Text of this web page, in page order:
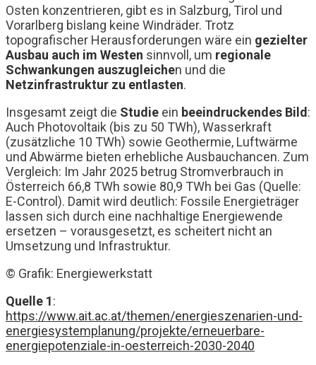
Osten konzentrieren, gibt es in Salzburg, Tirol und
Vorarlberg bislang keine Windräder. Trotz
topografischer Herausforderungen wäre ein gezielter
Ausbau auch im Westen sinnvoll, um regionale
Schwankungen auszugleichen und die
Netzinfrastruktur zu entlasten.
Insgesamt zeigt die Studie ein beeindruckendes Bild:
Auch Photovoltaik (bis zu 50 TWh), Wasserkraft
(zusätzliche 10 TWh) sowie Geothermie, Luftwärme
und Abwärme bieten erhebliche Ausbauchancen. Zum
Vergleich: Im Jahr 2025 betrug Stromverbrauch in
Österreich 66,8 TWh sowie 80,9 TWh bei Gas (Quelle:
E-Control). Damit wird deutlich: Fossile Energieträger
lassen sich durch eine nachhaltige Energiewende
ersetzen – vorausgesetzt, es scheitert nicht an
Umsetzung und Infrastruktur.
© Grafik: Energiewerkstatt
Quelle 1:
https://www.ait.ac.at/themen/energieszenarien-und-
energiesystemplanung/projekte/erneuerbare-
energiepotenziale-in-oesterreich-2030-2040